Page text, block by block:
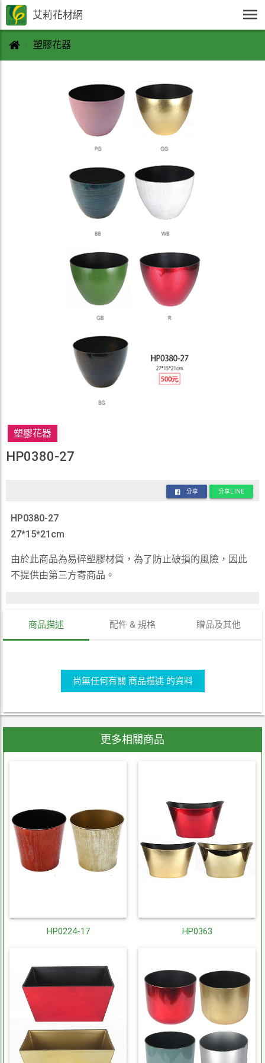
艾莉花材網
塑膠花器
塑膠花器
HP0380-27
分享 分享LINE
HP0380-27
27*15*21cm
由於此商品為易碎塑膠材質，為了防止破損的風險，因此
不提供由第三方寄商品。
商品描述 配件 & 規格 贈品及其他
尚無任何有關 商品描述 的資料
更多相關商品
HP0224-17 HP0363